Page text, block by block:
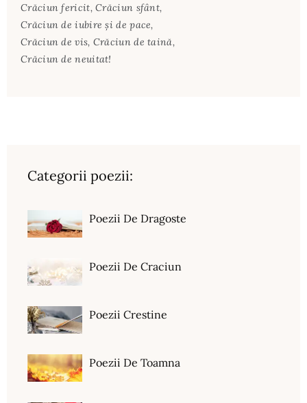
Crăciun fericit, Crăciun sfânt,
Crăciun de iubire şi de pace,
Crăciun de vis, Crăciun de taină,
Crăciun de neuitat!
Categorii poezii:
Poezii De Dragoste
Poezii De Craciun
Poezii Crestine
Poezii De Toamna